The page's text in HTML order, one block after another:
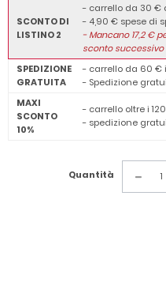
SCONTO DI
LISTINO 2
- carrello da 30 €
- 4,90 € spese di
-Mancano17,2€
sconto successivo
SPEDIZIONE
GRATUITA
- carrello da 60 €
- Spedizione
MAXI
SCONTO
10%
- carrello oltre i
- spedizione
Quantità